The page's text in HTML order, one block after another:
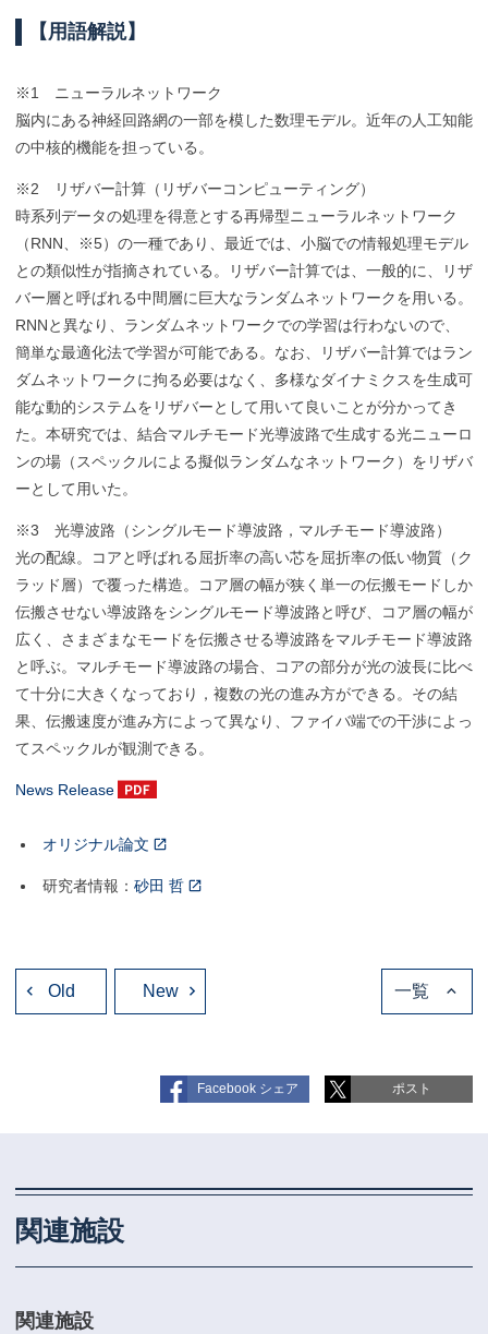
【 用語解説】
※1 ニューラルネットワーク
脳内にある神経回路網の一部を模した数理モデル。近年の人工知能
の中核的機能を担っている。
※2 リザバー計算（リザバーコンピューティング）
時系列データの処理を得意とする再帰型ニューラルネットワーク
（RNN、※5）の一種であり、最近では、小脳での情報処理モデル
との類似性が指摘されている。リザバー計算では、一般的に、リザ
バー層と呼ばれる中間層に巨大なランダムネットワークを用いる。
RNNと異なり、ランダムネットワークでの学習は行わないので、
簡単な最適化法で学習が可能である。なお、リザバー計算ではラン
ダムネットワークに拘る必要はなく、多様なダイナミクスを生成可
能な動的システムをリザバーとして用いて良いことが分かってき
た。本研究では、結合マルチモード光導波路で生成する光ニューロ
ンの場（スペックルによる擬似ランダムなネットワーク）をリザバ
ーとして用いた。
※3 光導波路（シングルモード導波路，マルチモード導波路）
光の配線。コアと呼ばれる屈折率の高い芯を屈折率の低い物質（ク
ラッド層）で覆った構造。コア層の幅が狭く単一の伝搬モードしか
伝搬させない導波路をシングルモード導波路と呼び、コア層の幅が
広く、さまざまなモードを伝搬させる導波路をマルチモード導波路
と呼ぶ。マルチモード導波路の場合、コアの部分が光の波長に比べ
て十分に大きくなっており，複数の光の進み方ができる。その結
果、伝搬速度が進み方によって異なり、ファイバ端での干渉によっ
てスペックルが観測できる。
News Release
オリジナル論文
研究者情報：砂田 哲
投
Old New 一覧
Facebook シェア ポスト
関連施設
関連施設